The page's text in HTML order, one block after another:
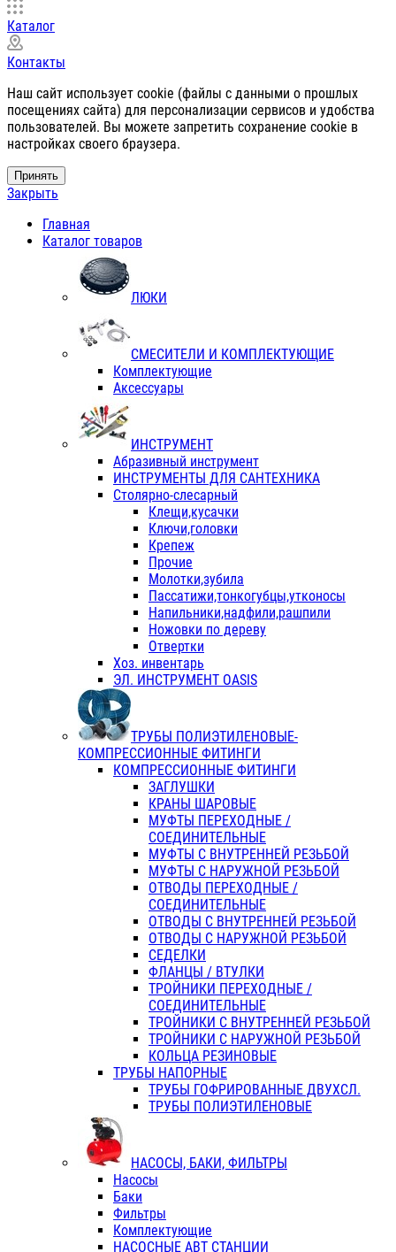
Каталог
Контакты
Наш сайт использует cookie (файлы с данными о прошлых
посещениях сайта) для персонализации сервисов и удобства
пользователей. Вы можете запретить сохранение cookie в
настройках своего браузера.
Принять
Закрыть
Главная
Каталог товаров
ЛЮКИ
СМЕСИТЕЛИ И КОМПЛЕКТУЮЩИЕ
Комплектующие
Аксессуары
ИНСТРУМЕНТ
Абразивный инструмент
ИНСТРУМЕНТЫ ДЛЯ САНТЕХНИКА
Столярно-слесарный
Клещи,кусачки
Ключи,головки
Крепеж
Прочие
Молотки,зубила
Пассатижи,тонкогубцы,утконосы
Напильники,надфили,рашпили
Ножовки по дереву
Отвертки
Хоз. инвентарь
ЭЛ. ИНСТРУМЕНТ OASIS
ТРУБЫ ПОЛИЭТИЛЕНОВЫЕ-
КОМПРЕССИОННЫЕ ФИТИНГИ
КОМПРЕССИОННЫЕ ФИТИНГИ
ЗАГЛУШКИ
КРАНЫ ШАРОВЫЕ
МУФТЫ ПЕРЕХОДНЫЕ /
СОЕДИНИТЕЛЬНЫЕ
МУФТЫ С ВНУТРЕННЕЙ РЕЗЬБОЙ
МУФТЫ С НАРУЖНОЙ РЕЗЬБОЙ
ОТВОДЫ ПЕРЕХОДНЫЕ /
СОЕДИНИТЕЛЬНЫЕ
ОТВОДЫ С ВНУТРЕННЕЙ РЕЗЬБОЙ
ОТВОДЫ С НАРУЖНОЙ РЕЗЬБОЙ
СЕДЕЛКИ
ФЛАНЦЫ / ВТУЛКИ
ТРОЙНИКИ ПЕРЕХОДНЫЕ /
СОЕДИНИТЕЛЬНЫЕ
ТРОЙНИКИ С ВНУТРЕННЕЙ РЕЗЬБОЙ
ТРОЙНИКИ С НАРУЖНОЙ РЕЗЬБОЙ
КОЛЬЦА РЕЗИНОВЫЕ
ТРУБЫ НАПОРНЫЕ
ТРУБЫ ГОФРИРОВАННЫЕ ДВУХСЛ.
ТРУБЫ ПОЛИЭТИЛЕНОВЫЕ
НАСОСЫ, БАКИ, ФИЛЬТРЫ
Насосы
Баки
Фильтры
Комплектующие
НАСОСНЫЕ АВТ СТАНЦИИ